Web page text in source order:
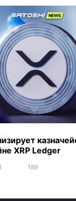
XRP Ledger
189